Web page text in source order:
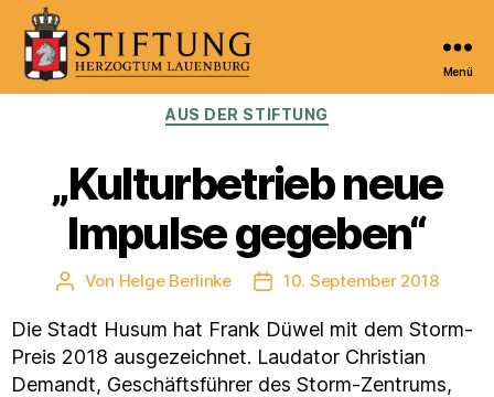
Kulturportal
Herzogtum
Lauenburg
Menü
Kategorien
AUS DER STIFTUNG
„Kulturbetrieb neue
Impulse gegeben“
Beitragsautor
Von Helge Berlinke Veröffentlichungsdatum
10. September 2018
Die Stadt Husum hat Frank Düwel mit dem Storm-
Preis 2018 ausgezeichnet. Laudator Christian
Demandt, Geschäftsführer des Storm-Zentrums,